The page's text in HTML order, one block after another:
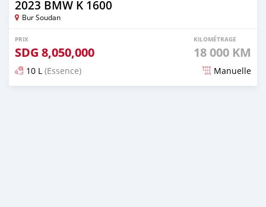
2023 BMW K 1600
Bur Soudan
PRIX
SDG 8,050,000
KILOMÉTRAGE
18 000 KM
10 L (Essence) Manuelle